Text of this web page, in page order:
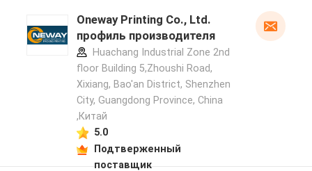
Oneway Printing Co., Ltd.
профиль производителя
Huachang Industrial Zone 2nd
floor Building 5,Zhoushi Road,
Xixiang, Bao'an District, Shenzhen
City, Guangdong Province, China
,Китай
5.0
Подтверженный
поставщик